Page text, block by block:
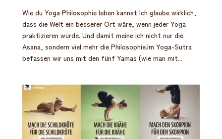
Wie du Yoga Philosophie leben kannst Ich glaube wirklich,
dass die Welt ein besserer Ort wäre, wenn jeder Yoga
praktizieren würde. Und damit meine ich nicht nur die
Asana, sondern viel mehr die Philosophie.Im Yoga-Sutra
befassen wir uns mit den fünf Yamas (wie man mit...